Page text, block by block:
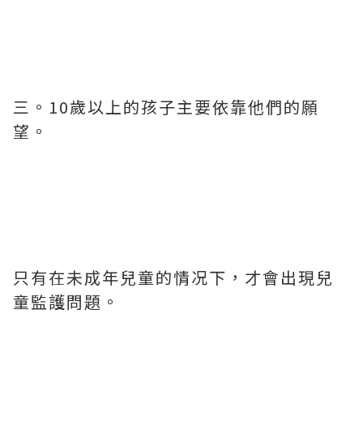
三。10歲以上的孩子主要依靠他們的願
望。
只有在未成年兒童的情况下，才會出現兒
童監護問題。